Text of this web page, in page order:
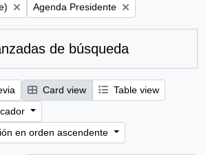
Remove filter:
Agenda Presidente
de búsqueda
Card view
Table view
en orden ascendente